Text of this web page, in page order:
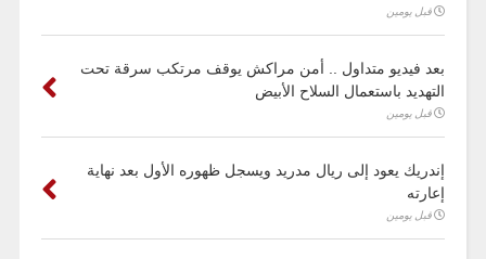
قبل يومين
بعد فيديو متداول .. أمن مراكش يوقف مرتكب سرقة تحت
التهديد باستعمال السلاح الأبيض
قبل يومين
إندريك يعود إلى ريال مدريد ويسجل ظهوره الأول بعد نهاية
إعارته
قبل يومين